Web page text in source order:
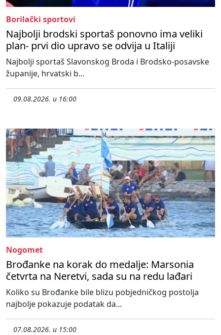
Borilački sportovi
Najbolji brodski sportaš ponovno ima veliki
plan- prvi dio upravo se odvija u Italiji
Najbolji sportaš Slavonskog Broda i Brodsko-posavske
županije, hrvatski b...
09.08.2026. u 16:00
Nogomet
Brođanke na korak do medalje: Marsonia
četvrta na Neretvi, sada su na redu lađari
Koliko su Brođanke bile blizu pobjedničkog postolja
najbolje pokazuje podatak da...
07.08.2026. u 15:00